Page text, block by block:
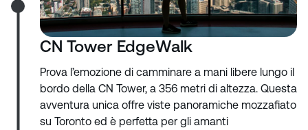
CN Tower EdgeWalk
Prova l’emozione di camminare a mani libere lungo il
bordo della CN Tower, a 356 metri di altezza. Questa
avventura unica offre viste panoramiche mozzafiato
su Toronto ed è perfetta per gli amanti